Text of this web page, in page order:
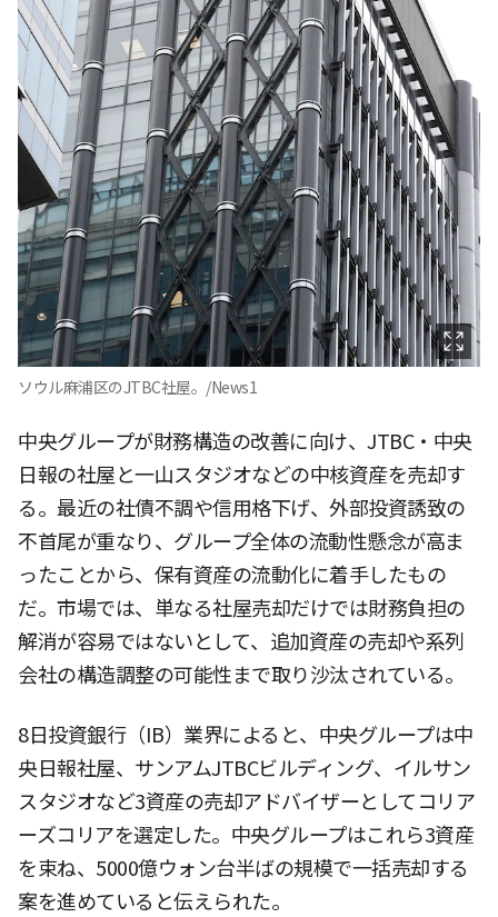
ソウル麻浦区のJTBC社屋。/News1
中央グループが財務構造の改善に向け、JTBC・中央
日報の社屋と一山スタジオなどの中核資産を売却す
る。最近の社債不調や信用格下げ、外部投資誘致の
不首尾が重なり、グループ全体の流動性懸念が高ま
ったことから、保有資産の流動化に着手したもの
だ。市場では、単なる社屋売却だけでは財務負担の
解消が容易ではないとして、追加資産の売却や系列
会社の構造調整の可能性まで取り沙汰されている。
8日投資銀行（IB）業界によると、中央グループは中
央日報社屋、サンアムJTBCビルディング、イルサン
スタジオなど3資産の売却アドバイザーとしてコリア
ーズコリアを選定した。中央グループはこれら3資産
を束ね、5000億ウォン台半ばの規模で一括売却する
案を進めていると伝えられた。